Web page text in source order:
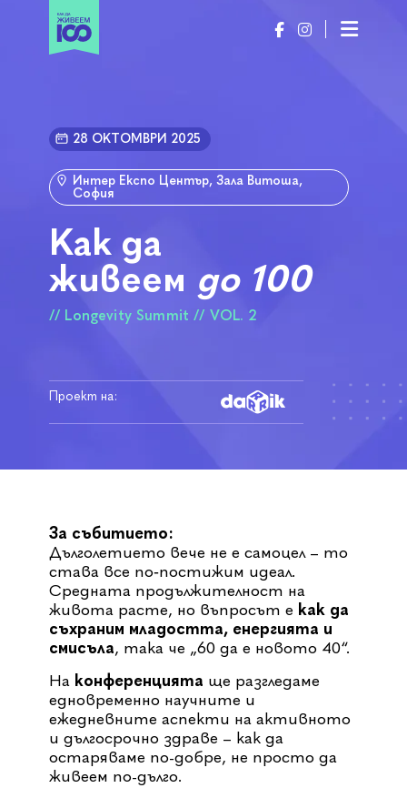
28 ОКТОМВРИ 2025
Интер Експо Център, Зала Витоша,
София
Как да
живеем до 100
// Longevity Summit // VOL. 2
Проект на:
За събитието:
Дълголетието вече не е самоцел – то
става все по‑постижим идеал.
Средната продължителност на
живота расте, но въпросът е как да
съхраним младостта, енергията и
смисъла, така че „60 да е новото 40“.
На конференцията ще разгледаме
едновременно научните и
ежедневните аспекти на активното
и дългосрочно здраве – как да
остаряваме по-добре, не просто да
живеем по-дълго.